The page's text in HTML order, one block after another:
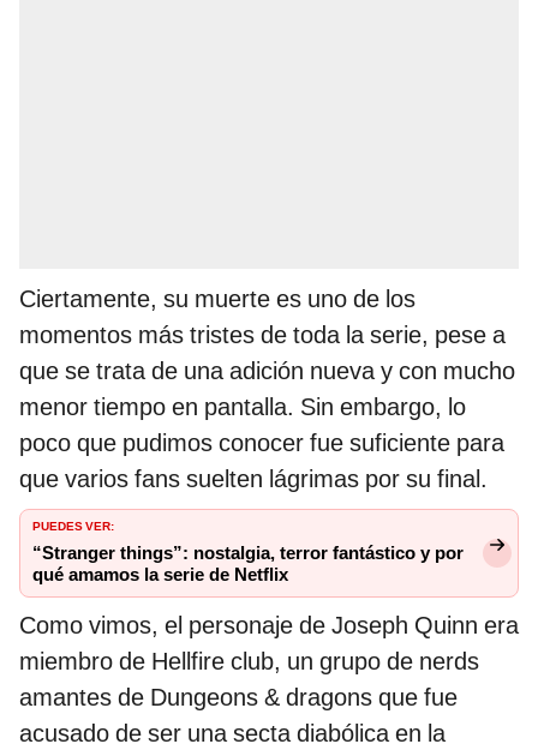
Ciertamente, su muerte es uno de los
momentos más tristes de toda la serie, pese a
que se trata de una adición nueva y con mucho
menor tiempo en pantalla. Sin embargo, lo
poco que pudimos conocer fue suficiente para
que varios fans suelten lágrimas por su final.
PUEDES VER:
“Stranger things”: nostalgia, terror fantástico y por
qué amamos la serie de Netflix
Como vimos, el personaje de Joseph Quinn era
miembro de Hellfire club, un grupo de nerds
amantes de Dungeons & dragons que fue
acusado de ser una secta diabólica en la